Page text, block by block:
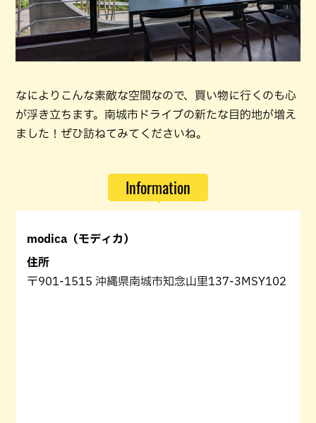
なによりこんな素敵な空間なので、買い物に行くのも心
が浮き立ちます。南城市ドライブの新たな目的地が増え
ました！ぜひ訪ねてみてくださいね。
Information
modica（モディカ）
住所
〒901-1515 沖縄県南城市知念山里137-3MSY102